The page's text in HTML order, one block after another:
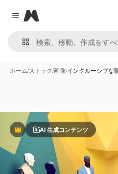
Close menu
Magnific
ホーム/ストック/画像/インクルーシブな
PremiumAI 生成コンテンツ